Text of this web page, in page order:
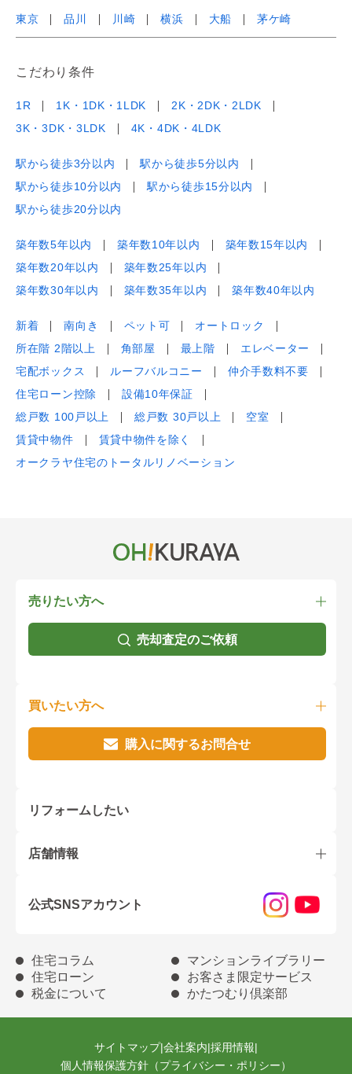
東京 品川 川崎 横浜 大船 茅ケ崎
こだわり条件
1R 1K・1DK・1LDK
2K・2DK・2LDK
3K・3DK・3LDK
4K・4DK・4LDK
駅から徒歩3分以内
駅から徒歩5分以内
駅から徒歩10分以内
駅から徒歩15分以内
駅から徒歩20分以内
築年数5年以内 築年数10年以内
築年数15年以内
築年数20年以内
築年数25年以内
築年数30年以内
築年数35年以内 築年数40年以内
新着 南向き ペット可
オートロック
所在階 2階以上
角部屋 最上階
エレベーター
宅配ボックス
ルーフバルコニー
仲介手数料不要
住宅ローン控除
設備10年保証
総戸数 100戸以上
総戸数 30戸以上
空室
賃貸中物件
賃貸中物件を除く
オークラヤ住宅のトータルリノベーション
売りたい方へ
売却査定のご依頼
買いたい方へ
購入に関するお問合せ
リフォームしたい
店舗情報
公式SNSアカウント
住宅コラム
マンションライブラリー
住宅ローン
お客さま限定サービス
税金について
かたつむり倶楽部
サイトマップ|会社案内|採用情報|
個人情報保護方針（プライバシー・ポリシー）